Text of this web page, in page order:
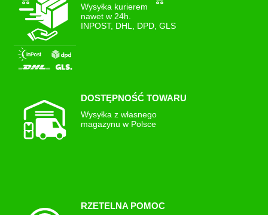
Wysyłka kurierem
nawet w 24h.
INPOST, DHL, DPD, GLS
DOSTĘPNOŚĆ TOWARU
Wysyłka z własnego
magazynu w Polsce
RZETELNA POMOC